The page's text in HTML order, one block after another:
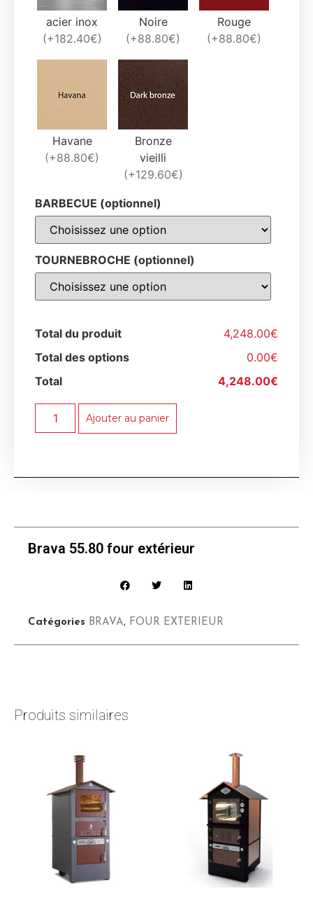
acier inox
(+182.40€)
Noire
(+88.80€)
Rouge
(+88.80€)
Havane
(+88.80€)
Bronze
vieilli
(+129.60€)
BARBECUE (optionnel)
TOURNEBROCHE (optionnel)
Total du produit
4,248.00€
Total des options
0.00€
Total
4,248.00€
Ajouter au panier
Brava 55.80 four extérieur
Catégories BRAVA, FOUR EXTERIEUR
Produits similaires